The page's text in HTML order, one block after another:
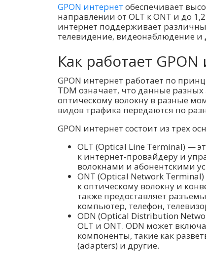
GPON интернет обеспечивает
направлении от OLT к ONT и до
интернет поддерживает
телевидение, видеонаблюдение и
Как работает
GPON интернет работает по
TDM означает, что данные
оптическому волокну в разные
видов трафика передаются по
GPON интернет состоит из трех
OLT (Optical Line Terminal) —
к интернет-провайдеру и
волокнами и абонентскими
ONT (Optical Network
к оптическому волокну и
также предоставляет
компьютер, телефон,
ODN (Optical Distribution
OLT и ONT. ODN может
компоненты, такие как
(adapters) и другие.